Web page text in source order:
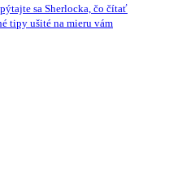
sa Sherlocka, čo čítať
tipy ušité na mieru vám